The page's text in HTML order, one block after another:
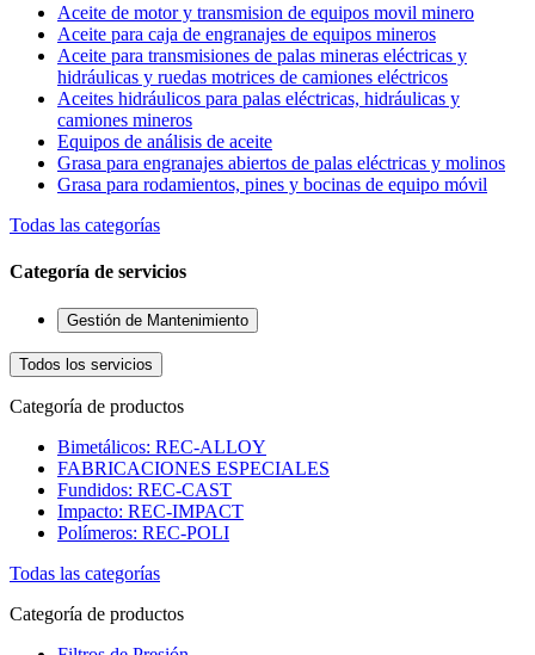
Aceite de motor y transmision de equipos movil minero
Aceite para caja de engranajes de equipos mineros
Aceite para transmisiones de palas mineras eléctricas y
hidráulicas y ruedas motrices de camiones eléctricos
Aceites hidráulicos para palas eléctricas, hidráulicas y
camiones mineros
Equipos de análisis de aceite
Grasa para engranajes abiertos de palas eléctricas y molinos
Grasa para rodamientos, pines y bocinas de equipo móvil
Todas las categorías
Categoría de servicios
Gestión de Mantenimiento
Todos los servicios
Categoría de productos
Bimetálicos: REC-ALLOY
FABRICACIONES ESPECIALES
Fundidos: REC-CAST
Impacto: REC-IMPACT
Polímeros: REC-POLI
Todas las categorías
Categoría de productos